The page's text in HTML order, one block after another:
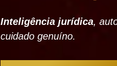
Inteligência jurídica,
cuidado genuíno.